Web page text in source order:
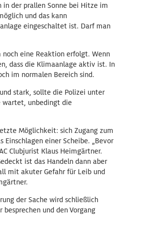
in der prallen Sonne bei Hitze im
und das kann
eingeschaltet ist. Darf man
eine Reaktion erfolgt. Wenn
dass die Klimaanlage aktiv ist. In
im normalen Bereich sind.
stark, sollte die Polizei unter
wartet, unbedingt die
Möglichkeit: sich Zugang zum
Einschlagen einer Scheibe. „Bevor
Clubjurist Klaus Heimgärtner.
ist das Handeln dann aber
mit akuter Gefahr für Leib und
der Sache wird schließlich
und den Vorgang